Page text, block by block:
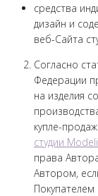
средства
дизайн и
веб-Сайта
Согласно
Федерации
на изделия
купле-
студии
права
Автором,